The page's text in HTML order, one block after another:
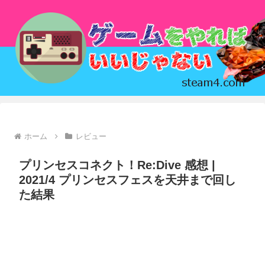
ホーム レビュー
プリンセスコネクト！Re:Dive 感想 |
2021/4 プリンセスフェスを天井まで回し
た結果